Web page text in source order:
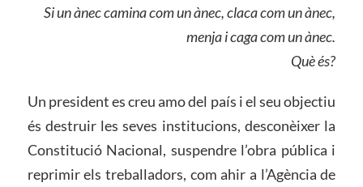
Si un ànec camina com un ànec, claca com un ànec,
menja i caga com un ànec.
Què és?
Un president es creu amo del país i el seu objectiu
és destruir les seves institucions, desconèixer la
Constitució Nacional, suspendre l’obra pública i
reprimir els treballadors, com ahir a l’Agència de